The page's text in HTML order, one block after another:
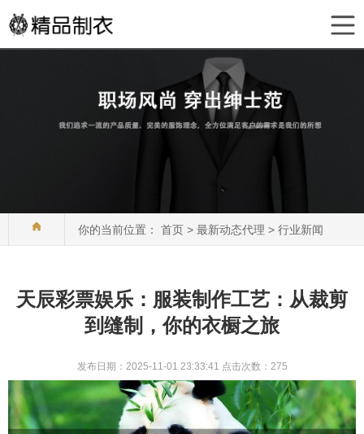
你的当前位置： 首页 > 最新动态代理 > 行业新闻
天辰彩票娱乐：服装制作工艺：从裁剪
到缝制，你的衣橱之旅
发布日期：2025-11-01 23:33:41 点击次数： 275